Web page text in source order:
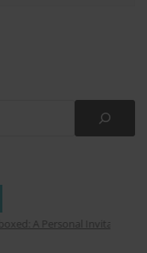
A Personal Invitation to